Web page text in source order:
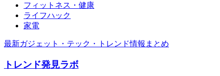
フィットネス・健康
ライフハック
家電
最新ガジェット・テック・トレンド情報まとめ
トレンド発見ラボ